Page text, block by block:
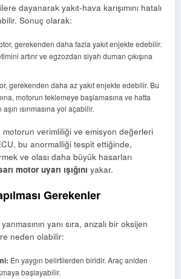
dayanarak yakıt-hava karışımını hatalı
Sonuç olarak:
gerekenden daha fazla yakıt enjekte edebilir.
artırır ve egzozdan siyah duman çıkışına
gerekenden daha az yakıt enjekte edebilir. Bu
motorun teklemeye başlamasına ve hatta
ısınmasına yol açabilir.
verimliliği ve emisyon değerleri
bu anormalliği tespit ettiğinde,
ve olası daha büyük hasarları
motor uyarı ışığını yakar.
Gerekenler
yanmasının yanı sıra, arızalı bir oksijen
neden olabilir:
En yaygın belirtilerden biridir. Araç aniden
başlayabilir.